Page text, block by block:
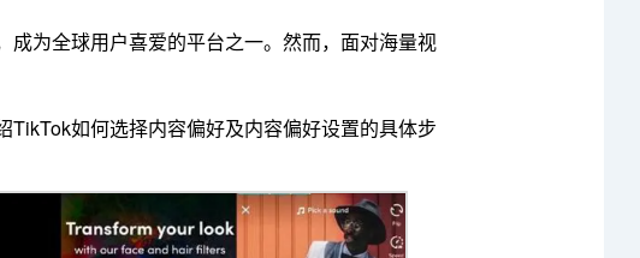
为全球用户喜爱的平台之一。然而，面对海量视
如何选择内容偏好及内容偏好设置的具体步